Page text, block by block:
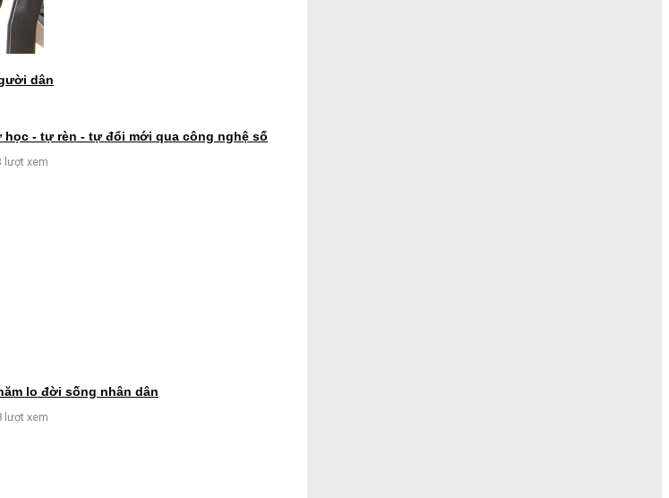
dân
học - tự rèn - tự đổi mới qua công nghệ số
lượt xem
lo đời sống nhân dân
lượt xem